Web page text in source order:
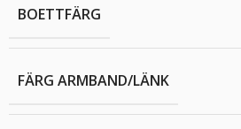
BOETTFÄRG
FÄRG ARMBAND/LÄNK